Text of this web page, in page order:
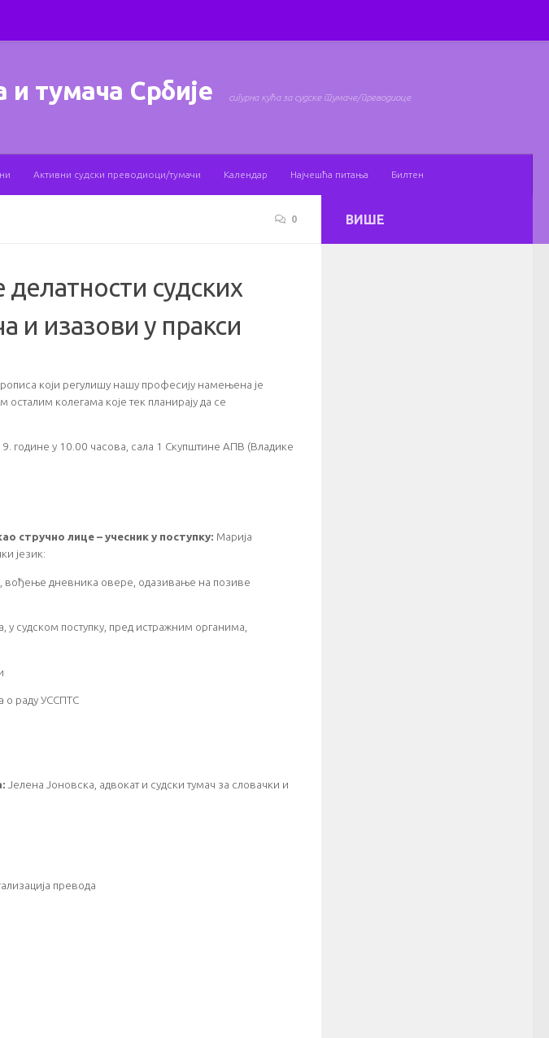
тумача Србије сигурна кућа за судске тумаче/преводиоце
Активни судски преводиоци/тумачи Календар Најчешћа питања Билтен
0
судских
и изазови у пракси
који регулишу нашу професију намењена је
колегама које тек планирају да се
године у 10.00 часова, сала 1 Скупштине АПВ (Владике
стручно лице – учесник у поступку: Марија
језик:
вођење дневника овере, одазивање на позиве
судском поступку, пред истражним органима,
о раду УССПТС
Јелена Јоновска, адвокат и судски тумач за словачки и
превода
ВИШЕ